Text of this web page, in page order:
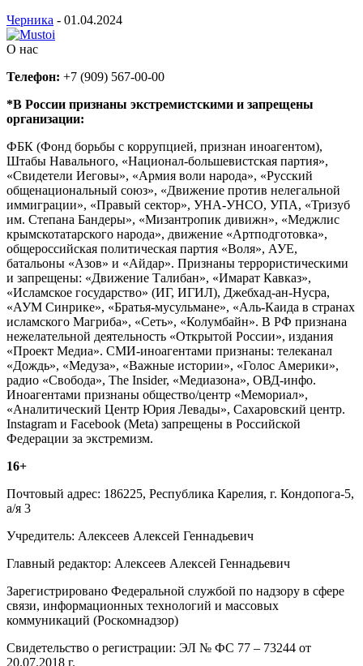
Черника - 01.04.2024
О нас
Телефон: +7 (909) 567-00-00
*В России признаны экстремистскими и запрещены
организации:
ФБК (Фонд борьбы с коррупцией, признан иноагентом),
Штабы Навального, «Национал-большевистская партия»,
«Свидетели Иеговы», «Армия воли народа», «Русский
общенациональный союз», «Движение против нелегальной
иммиграции», «Правый сектор», УНА-УНСО, УПА, «Тризуб
им. Степана Бандеры», «Мизантропик дивижн», «Меджлис
крымскотатарского народа», движение «Артподготовка»,
общероссийская политическая партия «Воля», АУЕ,
батальоны «Азов» и «Айдар». Признаны террористическими
и запрещены: «Движение Талибан», «Имарат Кавказ»,
«Исламское государство» (ИГ, ИГИЛ), Джебхад-ан-Нусра,
«АУМ Синрике», «Братья-мусульмане», «Аль-Каида в странах
исламского Магриба», «Сеть», «Колумбайн». В РФ признана
нежелательной деятельность «Открытой России», издания
«Проект Медиа». СМИ-иноагентами признаны: телеканал
«Дождь», «Медуза», «Важные истории», «Голос Америки»,
радио «Свобода», The Insider, «Медиазона», ОВД-инфо.
Иноагентами признаны общество/центр «Мемориал»,
«Аналитический Центр Юрия Левады», Сахаровский центр.
Instagram и Facebook (Metа) запрещены в Российской
Федерации за экстремизм.
16+
Почтовый адрес: 186225, Республика Карелия, г. Кондопога-5,
а/я 3
Учредитель: Алексеев Алексей Геннадьевич
Главный редактор: Алексеев Алексей Геннадьевич
Зарегистрировано Федеральной службой по надзору в сфере
связи, информационных технологий и массовых
коммуникаций (Роскомнадзор)
Свидетельство о регистрации: ЭЛ № ФС 77 – 73244 от
20.07.2018 г.